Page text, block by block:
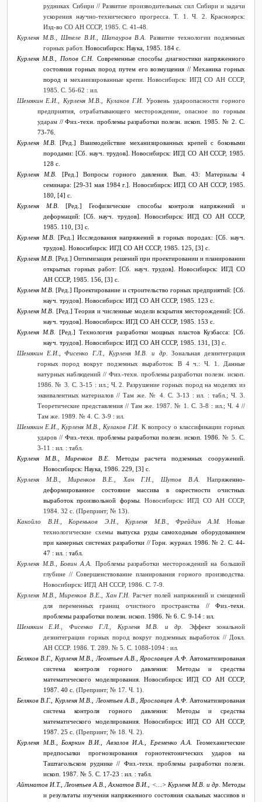
рудниках Сибири // Развитие производительных сил Сибири и задачи
ускорения научно-технического прогресса. Т. 1. Ч. 2. Красноярск:
Изд-во СО АН СССР, 1985. С. 41-48.
Курленя М.В., Штеле В.И., Шапауров В.А.
Развитие технологии подземных
горных работ.Новосибирск: Наука, 1985. 184 с.
Курленя М.В., Попов С.Н. Современные способы диагностики напряженного
состояния горных пород путем его возмущения // Механика горных
пород и механизированные крепи. Новосибирск: ИГД СО АН СССР,
1985. С. 56-62 : ил.
Шемякин Е.И., Курленя М.В., Кулаков Г.И. Уровень удароопасности горного
предприятия, отрабатывающего месторождение, опасное по горным
ударам // Физ.-техн. проблемы разработки полезн. ископ. 1985. № 2. С.
73-76.
Курленя М.В. [Ред.] Взаимодействие механизированных крепей с боковыми
породами: [Сб. науч. трудов]. Новосибирск: ИГД СО АН СССР, 1985.
128 с.
Курленя М.В.
[Ред.] Вопросы горного давления. Вып. 43: Материалы 4
семинара: [29-31 мая 1984 г.]. Новосибирск: ИГД СО АН СССР, 1985.
180, [4] с.
Курленя М.В. [Ред.] Геофизические способы контроля напряжений и
деформаций: [Сб. науч. трудов]. Новосибирск: ИГД СО АН СССР,
1985. 110, [3] с.
Курленя М.В. [Ред.] Исследования напряжений в горных породах: [Сб. науч.
трудов]. Новосибирск: ИГД СО АН СССР, 1985. 125, [3] с.
Курленя М.В. [Ред.] Оптимизация решений при проектировании и планировании
открытых горных работ: [Сб. науч. трудов]. Новосибирск: ИГД СО
АН СССР, 1985. 156, [3] с.
Курленя М.В. [Ред.] Проектирование и строительство горных предприятий: [Сб.
науч. трудов]. Новосибирск: ИГД СО АН СССР, 1985. 123 с.
Курленя М.В. [Ред.] Теория и численные модели вскрытия месторождений: [Сб.
науч. трудов]. Новосибирск: ИГД СО АН СССР, 1985. 153 с.
Курленя М.В. [Ред.] Технология разработки мощных пластов Кузбасса: [Сб.
науч. трудов]. Новосибирск: ИГД СО АН СССР, 1985. 131, [3] с.
Шемякин Е.И., Фисенко Г.Л., Курленя М.В. и др.Зональная дезинтеграция
горных пород вокруг подземных выработок: В 4 ч.: Ч. 1. Данные
натурных наблюдений// Физ.-техн. проблемы разработки полезн. ископ.
1986. № 3. С. 3-15 : ил.; Ч. 2. Разрушение горных пород на моделях из
эквивалентных материалов // Там же. № 4. С. 3-13 : ил. : табл.; Ч. 3.
Теоретические представления // Там же. 1987. № 1. С. 3-8 : ил.; Ч. 4 //
Там же. 1989. № 4. С. 3-9 : ил.
Шемякин Е.И., Курленя М.В., Кулаков Г.И. К вопросу о классификации горных
ударов // Физ.-техн. проблемы разработки полезн. ископ. 1986. № 5. С.
3-11 : ил. : табл.
Курленя М.В., Миренков В.Е. Методы расчета подземных сооружений.
Новосибирск: Наука, 1986. 229, [3] с.
Курленя М.В., Миренков В.Е., Хан Г.Н., Шутов В.А. Напряженно-
деформированное состояние массива в окрестности очистных
выработок произвольной формы. Новосибирск: ИГД СО АН СССР,
1984. 32 с. (Препринт; № 13).
Какойло В.Н., Кореньков Э.Н., Курленя М.В., Фрейдин А.М. Новые
технологические схемы выпуска руды самоходным оборудованием
при камерных системах разработки // Горн. журнал. 1986. № 2. С. 44-
47 : ил. : табл.
Курленя М.В., Бовин А.А. Проблемы разработки месторождений на большой
глубине // Совершенствование планирования горного производства.
Новосибирск: ИГД АН СССР, 1986. С. 7-9.
Курленя М.В., Миренков В.Е., Хан Г.Н.Расчет полей напряжений и смещений
для переменных границ очистного пространства // Физ.-техн.
проблемы разработки полезн. ископ. 1986. № 6. С. 9-14 : ил.
Шемякин Е.И., Фисенко Г.Л., Курленя М.В. и др. Эффект зональной
дезинтеграции горных пород вокруг подземных выработок // Докл.
АН СССР. 1986. Т. 289. № 5. С. 1088-1094 : ил.
Беляков В.Г., Курленя М.В., Леонтьев А.В., Ярославцев А.Ф. Автоматизированая
система контроля горного давления: Методы и средства
математического моделирования. Новосибирск: ИГД СО АН СССР,
1987. 40 с.(Препринт; № 17. Ч. 1).
Беляков В.Г., Курленя М.В., Леонтьев А.В., Ярославцев А.Ф. Автоматизированая
система контроля горного давления: Методы и средства
математического моделирования. Новосибирск: ИГД СО АН СССР,
1987. 25 с.(Препринт; № 18. Ч. 2).
Курленя М.В., Бояркин В.И., Авзалов И.А., Еременко А.А. Геомеханические
предпосылки прогнозирования горнотектонических ударов на
Таштагольском руднике// Физ.-техн. проблемы разработки полезн.
ископ. 1987. № 5. С. 17-23 : ил. : табл.
Айтматов И.Т., Леонтьев А.В., Ахматов В.И., <…> Курленя М.В. и др. Методы
и результаты изучения напряженного состояния скальных массивов и